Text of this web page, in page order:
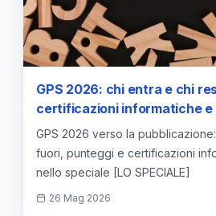
GPS 2026: chi entra e chi
certificazioni informatiche e
GPS 2026 verso la
fuori, punteggi e certificazioni
nello speciale [LO SPECIALE]
26 Mag 2026